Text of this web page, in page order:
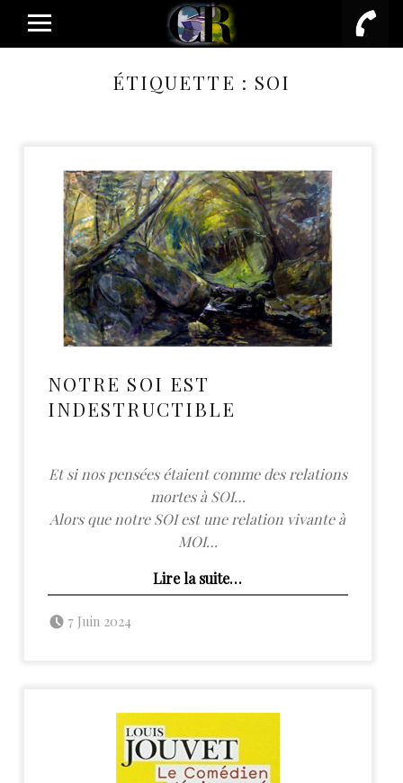
PRIMARY MENU
ÉTIQUETTE : SOI
NOTRE SOI EST
INDESTRUCTIBLE
Et si nos pensées étaient comme des relations
mortes à SOI…
Alors que notre SOI est une relation vivante à
MOI…
Lire la suite…
7 Juin 2024